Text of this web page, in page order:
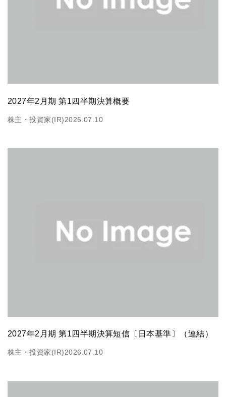
2027年2月期 第1四半期決算概要
株主・投資家(IR)2026.07.10
2027年2月期 第1四半期決算短信〔日本基準〕（連結）
株主・投資家(IR)2026.07.10